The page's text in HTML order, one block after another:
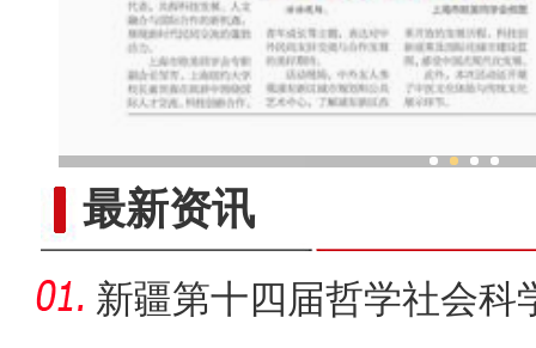
最新资讯
新疆第十四届哲学社会科